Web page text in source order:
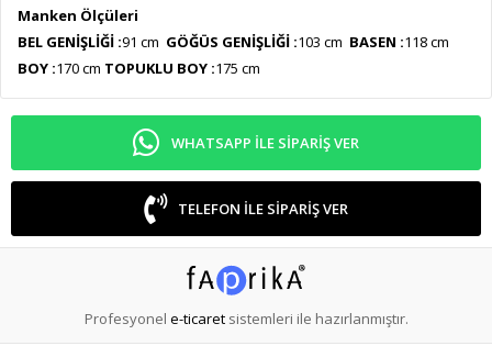
Manken Ölçüleri
BEL GENİŞLİĞİ :91 cm GÖĞÜS GENİŞLİĞİ :103 cm BASEN :118 cm
BOY :170 cm TOPUKLU BOY :175 cm
WHATSAPP ILE SIPARIŞ VER
TELEFON ILE SIPARIŞ VER
Profesyonel e-ticaretsistemleri ile hazırlanmıştır.